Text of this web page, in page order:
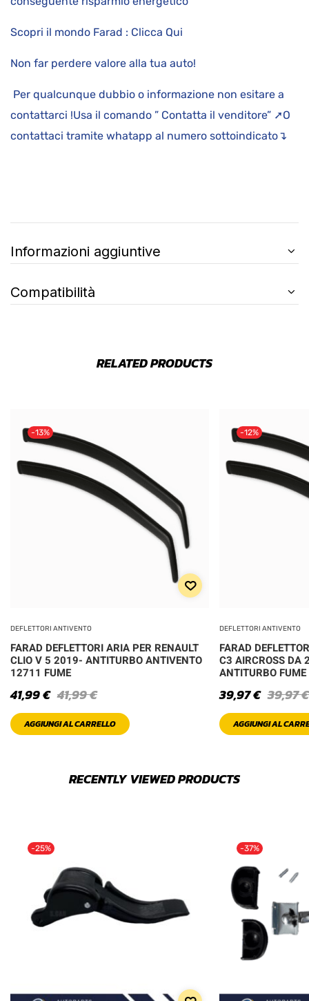
Scopri il mondo Farad : Clicca Qui
Non far perdere valore alla tua auto!
Per qualcunque dubbio o informazione non esitare a
contattarci !Usa il comando ” Contatta il venditore” ➚O
contattaci tramite whatapp al numero sottoindicato↴
Informazioni aggiuntive
Compatibilità
RELATED PRODUCTS
-13%
DEFLETTORI ANTIVENTO
FARAD DEFLETTORI ARIA PER RENAULT
CLIO V 5 2019- ANTITURBO ANTIVENTO
12711 FUME
41,99€
41,99€
AGGIUNGI AL CARRELLO
-12%
DEFLETTORI ANTIVENTO
FARAD
C3 AIRCROSS DA
ANTITURBO FUME
39,97€
39,97€
AGGIUNGI AL
RECENTLY VIEWED PRODUCTS
-25% -37%